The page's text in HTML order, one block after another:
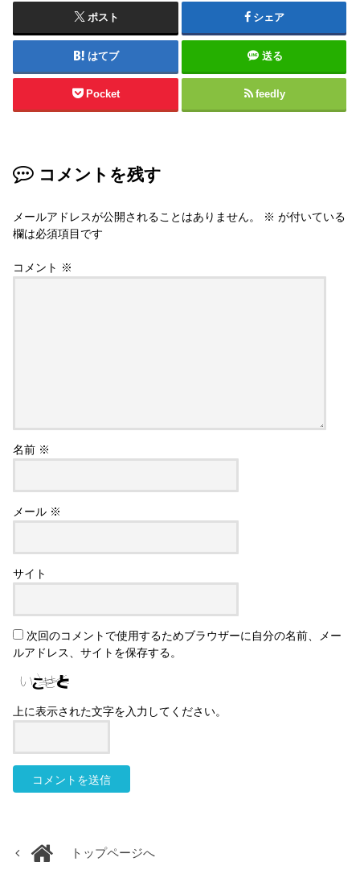
ポスト シェア
はてブ 送る
Pocket feedly
コメントを残す
メールアドレスが公開されることはありません。 ※ が付いている
欄は必須項目です
コメント ※
名前 ※
メール ※
サイト
次回のコメントで使用するためブラウザーに自分の名前、メー
ルアドレス、サイトを保存する。
上に表示された文字を入力してください。
トップページへ